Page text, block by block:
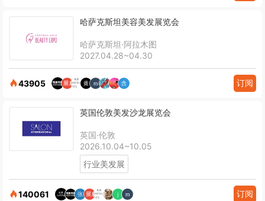
哈萨克斯坦美容美发展览会
哈萨克斯坦·阿拉木图
2027.04.28~04.30
43905 订阅
英国伦敦美发沙龙展览会
英国·伦敦
2026.10.04~10.05
行业美发展
140061 订阅